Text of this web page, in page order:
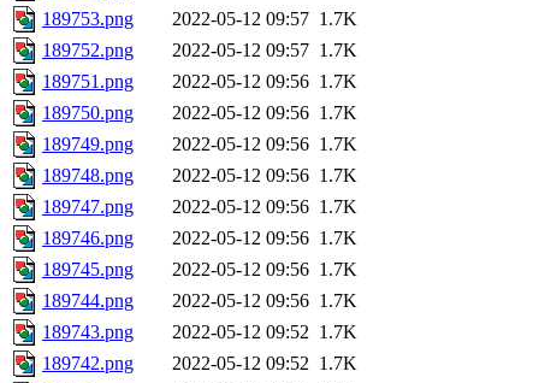
189753.png
2022-05-12 09:57 1.7K
189752.png
2022-05-12 09:57 1.7K
189751.png
2022-05-12 09:56 1.7K
189750.png
2022-05-12 09:56 1.7K
189749.png
2022-05-12 09:56 1.7K
189748.png
2022-05-12 09:56 1.7K
189747.png
2022-05-12 09:56 1.7K
189746.png
2022-05-12 09:56 1.7K
189745.png
2022-05-12 09:56 1.7K
189744.png
2022-05-12 09:56 1.7K
189743.png
2022-05-12 09:52 1.7K
189742.png
2022-05-12 09:52 1.7K